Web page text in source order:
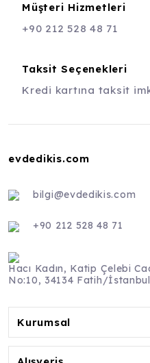
Müşteri Hizmetleri
+90 212 528 48 71
Taksit Seçenekleri
Kredi kartına taksit
evdedikis.com
bilgi@evdedikis.com
+90 212 528 48 71
Hacı Kadın, Katip Çelebi
No:10, 34134 Fatih/İstanbul
Kurumsal